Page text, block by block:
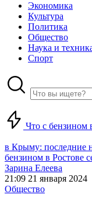
Экономика
Культура
Политика
Общество
Наука и
Спорт
Что с бензином
в Крыму: последние
бензином в Ростове
Зарина Елеева
21:09 21 января 2024
Общество